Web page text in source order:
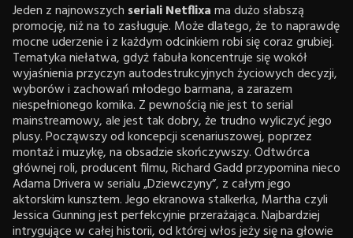
Jeden z najnowszych seriali Netflixama dużo słabszą
promocję, niż na to zasługuje. Może dlatego, że to naprawdę
mocne uderzenie i z każdym odcinkiem robi się coraz grubiej.
Tematyka niełatwa, gdyż fabuła koncentruje się wokół
wyjaśnienia przyczyn autodestrukcyjnych życiowych decyzji,
wyborów i zachowań młodego barmana, a zarazem
niespełnionego komika. Z pewnością nie jest to serial
mainstreamowy, ale jest tak dobry, że trudno wyliczyć jego
plusy. Począwszy od koncepcji scenariuszowej, poprzez
montaż i muzykę, na obsadzie skończywszy. Odtwórca
głównej roli, producent filmu, Richard Gadd przypomina nieco
Adama Drivera w serialu „Dziewczyny”, z całym jego
aktorskim kunsztem. Jego ekranowa stalkerka, Martha czyli
Jessica Gunning jest perfekcyjnie przerażająca. Najbardziej
intrygujące w całej historii, od której włos jeży się na głowie